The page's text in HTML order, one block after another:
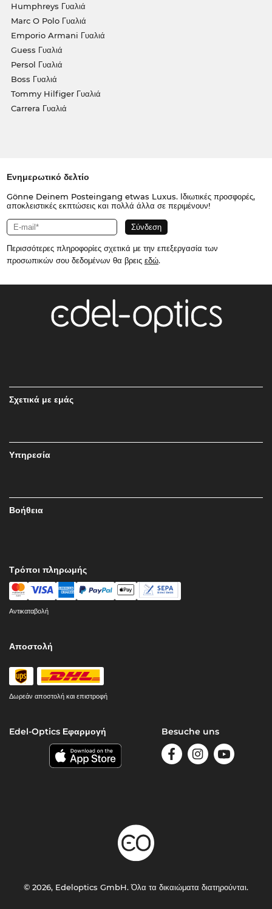
Humphreys Γυαλιά
Marc O Polo Γυαλιά
Emporio Armani Γυαλιά
Guess Γυαλιά
Persol Γυαλιά
Boss Γυαλιά
Tommy Hilfiger Γυαλιά
Carrera Γυαλιά
Ενημερωτικό δελτίο
Gönne Deinem Posteingang etwas Luxus. Ιδιωτικές προσφορές,
αποκλειστικές εκπτώσεις και πολλά άλλα σε περιμένουν!
Περισσότερες πληροφορίες σχετικά με την επεξεργασία των
προσωπικών σου δεδομένων θα βρεις εδώ.
Σχετικά με εμάς
Υπηρεσία
Βοήθεια
Τρόποι πληρωμής
Αντικαταβολή
Αποστολή
Δωρεάν αποστολή και επιστροφή
Edel-Optics Εφαρμογή Besuche uns
© 2026, Edeloptics GmbH. Όλα τα δικαιώματα διατηρούνται.